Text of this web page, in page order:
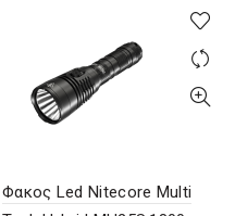
Φακος Led Nitecore Multi